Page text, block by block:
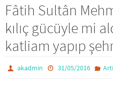
Fâtih Sultân
kılıç gücüyle mi
katliam yapıp
akadmin 31/05/2016